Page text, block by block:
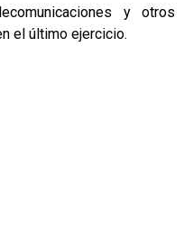
y otros
el último ejercicio.